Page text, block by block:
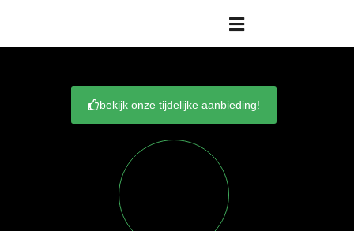
bekijk onze tijdelijke aanbieding!